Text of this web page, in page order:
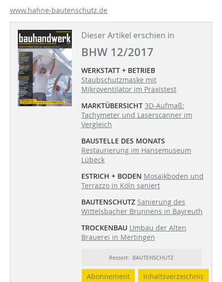
www.hahne-bautenschutz.de
Dieser Artikel erschien in
BHW 12/2017
WERKSTATT + BETRIEB
Staubschutzmaske mit
Mikroventilator im Praxistest
MARKTÜBERSICHT 3D-Aufmaß:
Tachymeter und Laserscanner im
Vergleich
BAUSTELLE DES MONATS
Restaurierung im Hansemuseum
Lübeck
ESTRICH + BODEN Mosaikboden und
Terrazzo in Köln saniert
BAUTENSCHUTZ Sanierung des
Wittelsbacher Brunnens in Bayreuth
TROCKENBAU Umbau der Alten
Brauerei in Mertingen
Ressort: BAUTENSCHUTZ
Abonnement Inhaltsverzeichnis